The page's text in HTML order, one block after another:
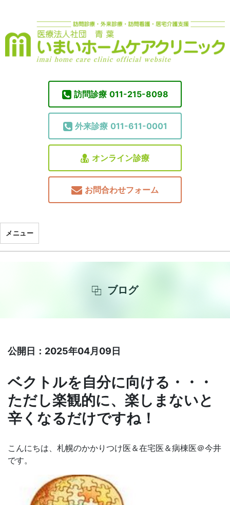
訪問診療 011-215-8098
外来診療 011-611-0001
オンライン診療
お問合わせフォーム
メニュー
ブログ
公開日：2025年04月09日
ベクトルを自分に向ける・・・
ただし楽観的に、楽しまないと
辛くなるだけですね！
こんにちは、札幌のかかりつけ医＆在宅医＆病棟医＠今井
です。